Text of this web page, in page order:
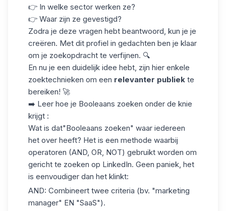
👉 In welke sector werken ze?
👉 Waar zijn ze gevestigd?
Zodra je deze vragen hebt beantwoord, kun je je
creëren. Met dit profiel in gedachten ben je klaar
om je zoekopdracht te verfijnen. 🔍
En nu je een duidelijk idee hebt, zijn hier enkele
zoektechnieken om een relevanter publiek te
bereiken! 🚀
➡️ Leer hoe je Booleaans zoeken onder de knie
krijgt :
Wat is dat"Booleaans zoeken" waar iedereen
het over heeft? Het is een methode waarbij
operatoren (AND, OR, NOT) gebruikt worden om
gericht te zoeken op LinkedIn. Geen paniek, het
is eenvoudiger dan het klinkt:
AND: Combineert twee criteria (bv. "marketing
manager" EN "SaaS").